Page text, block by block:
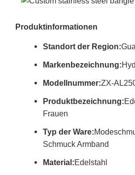
Produktinformationen
Standort der Region:
Markenbezeichnung:
Modellnummer:ZX-
Produktbezeichnung:
Frauen
Typ der Ware:
Schmuck Armband
Material:Edelstahl